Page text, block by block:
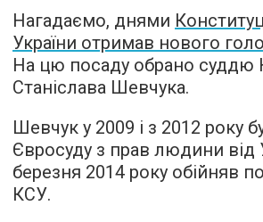
Нагадаємо, днями
України отримав нового
На цю посаду обрано суддю
Станіслава Шевчука.
Шевчук у 2009 і з 2012 року
Євросуду з прав людини від
березня 2014 року обійняв
КСУ.